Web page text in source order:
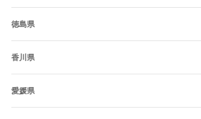
徳島県
香川県
愛媛県